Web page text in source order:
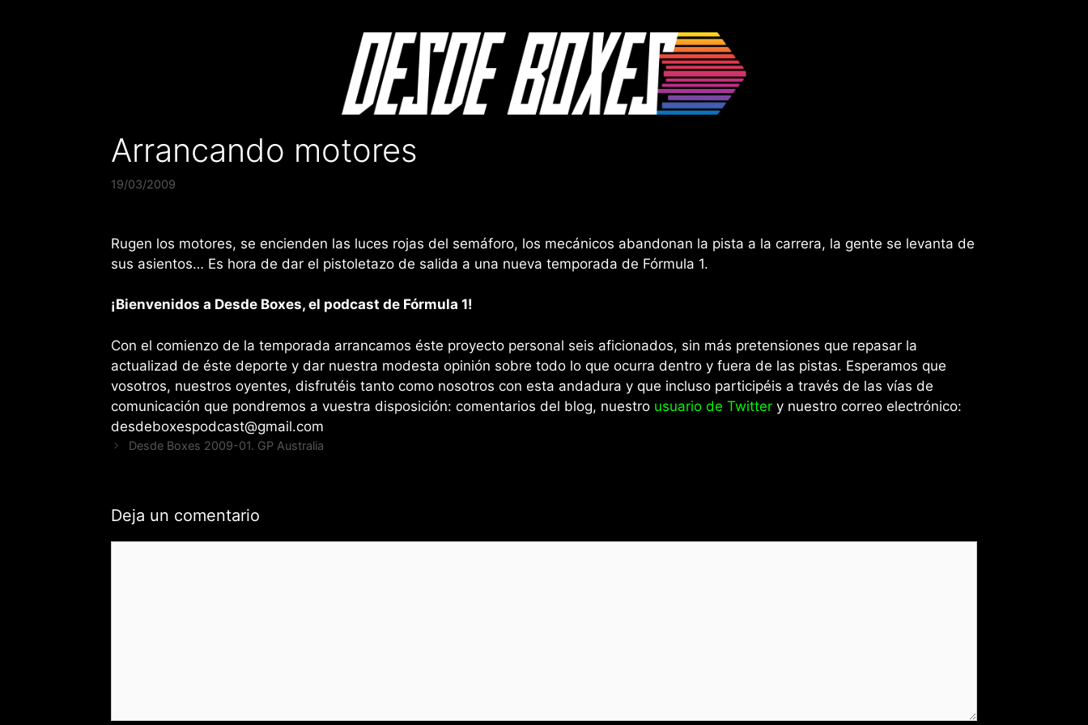
Arrancando motores
19/03/2009
Rugen los motores, se encienden las luces rojas del semáforo, los mecánicos abandonan la pista a la carrera, la gente se levanta de
sus asientos… Es hora de dar el pistoletazo de salida a una nueva temporada de Fórmula 1.
¡Bienvenidos a Desde Boxes, el podcast de Fórmula 1!
Con el comienzo de la temporada arrancamos éste proyecto personal seis aficionados, sin más pretensiones que repasar la
actualizad de éste deporte y dar nuestra modesta opinión sobre todo lo que ocurra dentro y fuera de las pistas. Esperamos que
vosotros, nuestros oyentes, disfrutéis tanto como nosotros con esta andadura y que incluso participéis a través de las vías de
comunicación que pondremos a vuestra disposición: comentarios del blog, nuestro usuario de Twitter y nuestro correo electrónico:
desdeboxespodcast@gmail.com
Desde Boxes 2009-01. GP Australia
Deja un comentario